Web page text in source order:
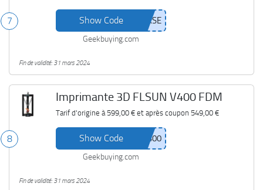
7 Show Code
Geekbuying.com
Fin de validité: 31 mars 2024
8
Imprimante 3D FLSUN V400 FDM
Tarif d'origine à 599,00 €et après coupon 549,00 €
Show Code
Geekbuying.com
Fin de validité: 31 mars 2024